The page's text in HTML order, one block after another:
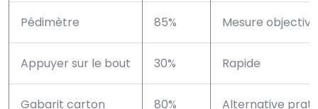
Pédimètre 85% Mesure
Appuyer sur le bout 30% Rapide
Gabarit carton 80% Alternative